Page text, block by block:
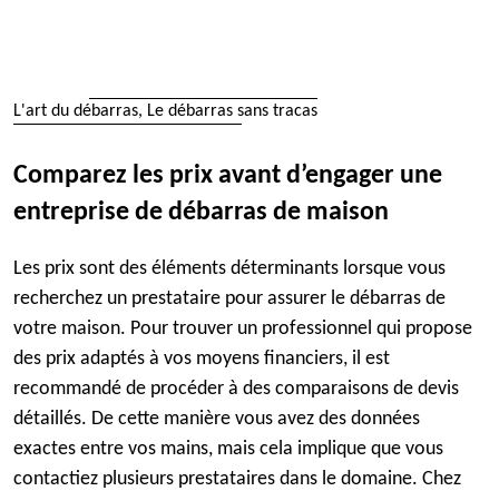
L'art du débarras, Le débarras sans tracas
Comparez les prix avant d’engager une
entreprise de débarras de maison
Les prix sont des éléments déterminants lorsque vous
recherchez un prestataire pour assurer le débarras de
votre maison. Pour trouver un professionnel qui propose
des prix adaptés à vos moyens financiers, il est
recommandé de procéder à des comparaisons de devis
détaillés. De cette manière vous avez des données
exactes entre vos mains, mais cela implique que vous
contactiez plusieurs prestataires dans le domaine. Chez